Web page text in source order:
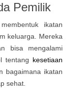
Pemilik
ikatan
keluarga. Mereka
bisa mengalami
tentang kesetiaan
bagaimana ikatan
sehat.